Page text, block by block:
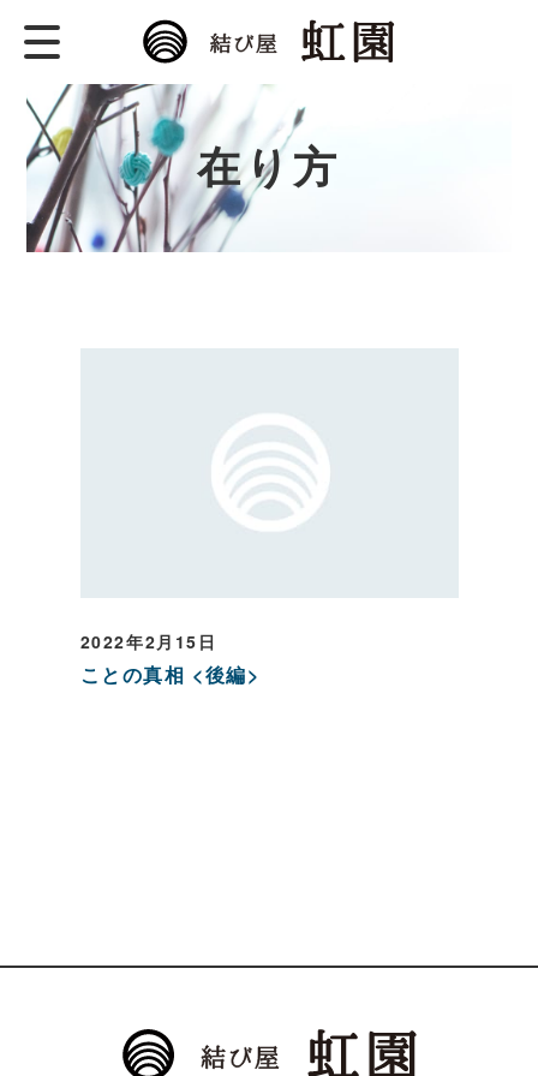
結び屋 虹園
水引のむすびは、愛と真
理。水引作家 菊田奈々の
公式WEBサイトです。
在り方
2022年2月15日
ことの真相 <後編>